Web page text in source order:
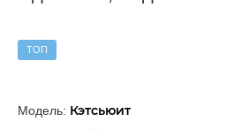
ТОП
Модель: Кэтсьюит